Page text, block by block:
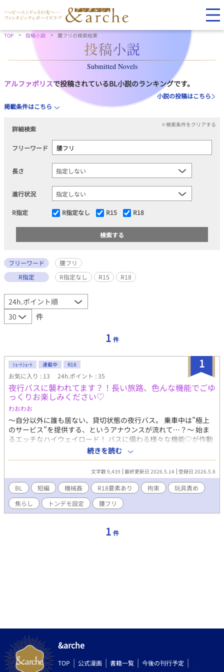
TOP 投稿小説 腰フリの検索結果
Submitted Novels
アルファポリスで投稿されているBL小説のランキングです。
小説の投稿はこちら
掲載条件はこちら
詳細検索
×検索条件をクリアする
フリーワード
長さ
進行状況
R指定 R指定なし R15 R18
フリーワード
腰フリ
R指定
R指定なし R15 R18
件
1 件
1
ｼｮｰﾄｼｮｰﾄ 連載中 R18
お気に入り : 13 24h.ポイント : 35
夜行バスに襲われてます？！長い旅路、色んな機能でごゆ
っくりお楽しみください♡
わおわお
〜自分以外に誰も居ない、貸切状態の夜行バス。 乗車中は”極上
のサービス”を提供する、というアナウンスが流れて…？〜 始ま
るエッチなハイウェイロード！ バスに備わる様々な機能♡が作動
して、色々されちゃう(ほとんど無機物に)話です。シートベルトで
しごかれたりなんだり…。 ○傾向 ・主人公男受け(大学生) ・機械
姦に入ると思います。 ・静かな反応から始まり、段々乱れるよう
にしていきます。 ・棒と全身を基本いじります。穴は使うかどう
かな…？ ・いずれ運転手側の存在が出てくるかも知れません。(人
かどうか分かりませんが) ○注意事項等 ・ゆっくりペースで投稿
していきます。 ・バスの設備等、想像で書いていたり、ありえな
いものが出てきたりします。 ・思いついたら機能どんどん追加し
所など色々出てくると思います。ご容赦ください。
続きを読む
文字数 9,439 最終更新日 2026.5.14 登録日 2026.5.8
BL 短編 機械姦 R18要素あり 拘束
玩具責め
焦らし
トンデモ設定 腰フリ
1 件
&arche
TOP 公式漫画 書籍一覧
今後の刊行予定